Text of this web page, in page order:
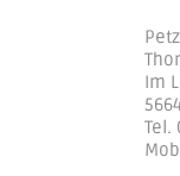
Im
Tel.